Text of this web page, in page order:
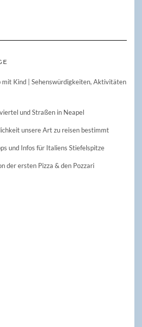
mit Kind | Sehenswürdigkeiten, Aktivitäten
und Straßen in Neapel
unsere Art zu reisen bestimmt
und Infos für Italiens Stiefelspitze
der ersten Pizza & den Pozzari